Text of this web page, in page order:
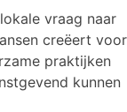
vraag naar
creëert voor
praktijken
kunnen